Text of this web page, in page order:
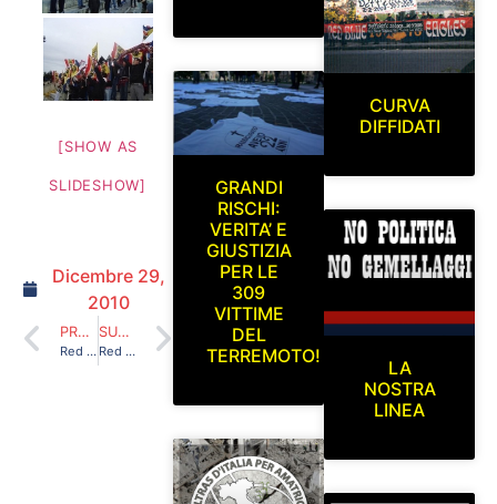
[SHOW AS
SLIDESHOW]
Dicembre 29,
2010
PRECEDENTE
Red Blue Eagles L’Aquila 1978 in Curva Sud (L’Aquila-Fano) 07/11/10
SUCCESSIVO
Red Blue Eagles L’Aquila 1978 in curva sud (L’Aquila-Noceto) 31/10/2010
GRANDI
RISCHI:
VERITA’ E
GIUSTIZIA
PER LE
309
VITTIME
DEL
TERREMOTO!
CURVA
DIFFIDATI
LA
NOSTRA
LINEA